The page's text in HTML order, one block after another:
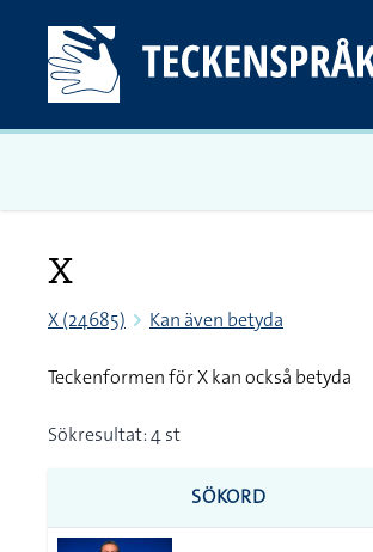
X
X (24685) Kan även betyda
Teckenformen för X kan också betyda
Sökresultat: 4 st
SÖKORD